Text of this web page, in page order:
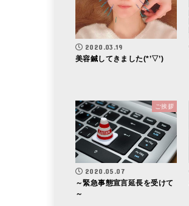
2020.03.19
美容鍼してきました(*’▽’)
ご挨拶
2020.05.07
～緊急事態宣言延長を受けて
～